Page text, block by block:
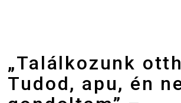
„Találkozunk
Tudod, apu, én